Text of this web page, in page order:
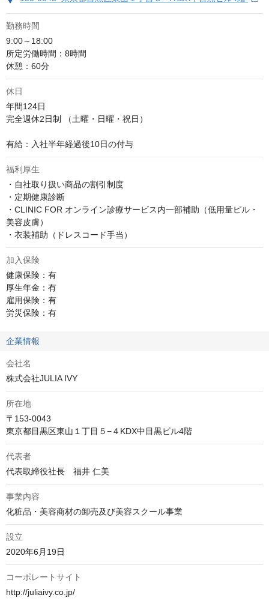
勤務時間
9:00～18:00
所定労働時間：8時間
休憩：60分
休日
年間124日
完全週休2日制 （土曜・日曜・祝日）
有給：入社半年経過後10日の付与
福利厚生
・自社取り扱い商品の割引制度
・定期健康診断
・CLINIC FOR オンライン診療サービス内一部補助（低用量ピル・
美容皮膚）
・衣装補助（ドレスコード手当）
加入保険
健康保険：有
厚生年金：有
雇用保険：有
労災保険：有
企業情報
会社名
株式会社JULIA IVY
所在地
〒153-0043
東京都目黒区東山１丁目５−４KDX中目黒ビル4階
代表者
代表取締役社長　福井 仁美
事業内容
化粧品・美容商材の卸売及び美容スクール事業
設立
2020年6月19日
コーポレートサイト
http://juliaivy.co.jp/